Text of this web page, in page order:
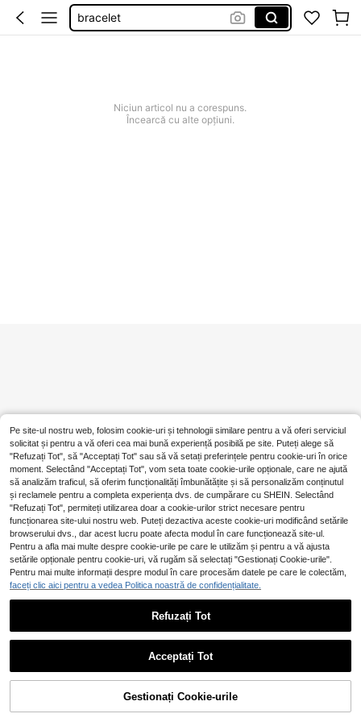
bracelet
Niciun articol nu a corespuns.
Încearcă cu alte opțiuni.
Pe site-ul nostru web, folosim cookie-uri și tehnologii similare pentru a vă oferi serviciul
solicitat și pentru a vă oferi cea mai bună experiență posibilă pe site. Puteți alege să
"Refuzați Tot", să "Acceptați Tot" sau să vă setați preferințele pentru cookie-uri în orice
moment. Selectând "Acceptați Tot", vom seta toate cookie-urile opționale, care ne ajută
să analizăm traficul, să oferim funcționalități îmbunătățite și să personalizăm conținutul
și reclamele pentru a completa experiența dvs. de cumpărare cu SHEIN. Selectând
"Refuzați Tot", permiteți utilizarea doar a cookie-urilor strict necesare pentru
funcționarea site-ului nostru web. Puteți dezactiva aceste cookie-uri modificând setările
browserului dvs., dar acest lucru poate afecta modul în care funcționează site-ul.
Pentru a afla mai multe despre cookie-urile pe care le utilizăm și pentru a vă ajusta
setările opționale pentru cookie-uri, vă rugăm să selectați "Gestionați Cookie-urile".
Pentru mai multe informații despre modul în care procesăm datele pe care le colectăm,
faceți clic aici pentru a vedea Politica noastră de confidențialitate.
Refuzați Tot
Acceptați Tot
Gestionați Cookie-urile